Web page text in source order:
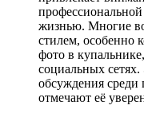
жизнью. Многие
стилем, особенно
фото в
социальных
обсуждения среди
отмечают её